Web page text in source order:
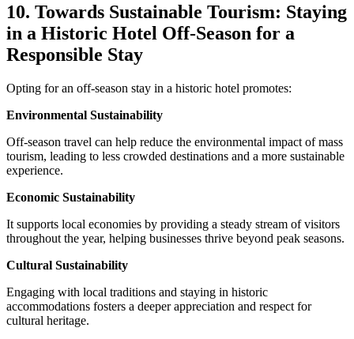
10. Towards Sustainable Tourism: Staying
in a Historic Hotel Off-Season for a
Responsible Stay
Opting for an off-season stay in a historic hotel promotes:
Environmental Sustainability
Off-season travel can help reduce the environmental impact of mass
tourism, leading to less crowded destinations and a more sustainable
experience.
Economic Sustainability
It supports local economies by providing a steady stream of visitors
throughout the year, helping businesses thrive beyond peak seasons.
Cultural Sustainability
Engaging with local traditions and staying in historic
accommodations fosters a deeper appreciation and respect for
cultural heritage.